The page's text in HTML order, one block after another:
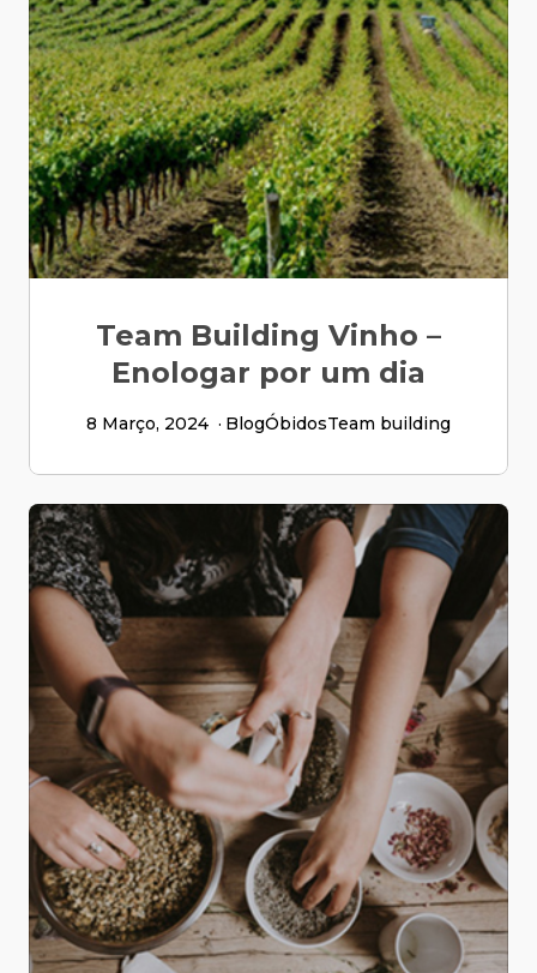
Team Building Vinho –
Enologar por um dia
8 Março, 2024 BlogÓbidosTeam building